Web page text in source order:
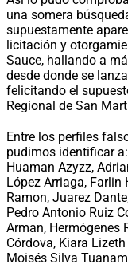
una somera
supuestamente
licitación y
Sauce, hallando a
desde donde se
felicitando el
Regional de San
Entre los perfiles
pudimos identificar
Huaman Azyzz,
López Arriaga, Farlin
Ramon, Juarez
Pedro Antonio Ruiz
Arman, Hermógenes
Córdova, Kiara
Moisés Silva